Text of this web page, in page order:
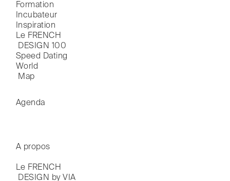
Formation
Incubateur
Inspiration
Le FRENCH
DESIGN 100
Speed Dating
World
Map
Agenda
A propos
Le FRENCH
DESIGN by VIA